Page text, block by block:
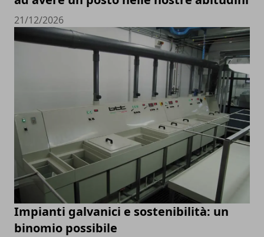
21/12/2026
Impianti galvanici e sostenibilità: un
binomio possibile